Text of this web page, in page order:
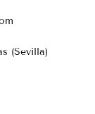
(Sevilla)